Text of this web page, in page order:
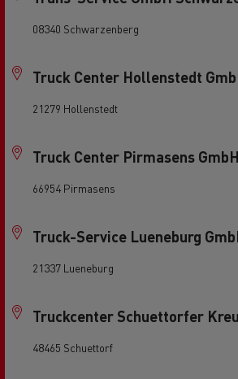
08340 Schwarzenberg
Truck Center Hollenstedt
21279 Hollenstedt
Truck Center Pirmasens GmbH
66954 Pirmasens
Truck-Service Lueneburg
21337 Lueneburg
Truckcenter Schuettorfer
48465 Schuettorf